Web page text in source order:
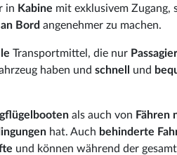
in Kabine mit exklusivem Zugang,
Bord angenehmer zu machen.
Transportmittel, die nur
haben und schnell und
als auch von Fähren
hat. Auch behinderte
und können während der